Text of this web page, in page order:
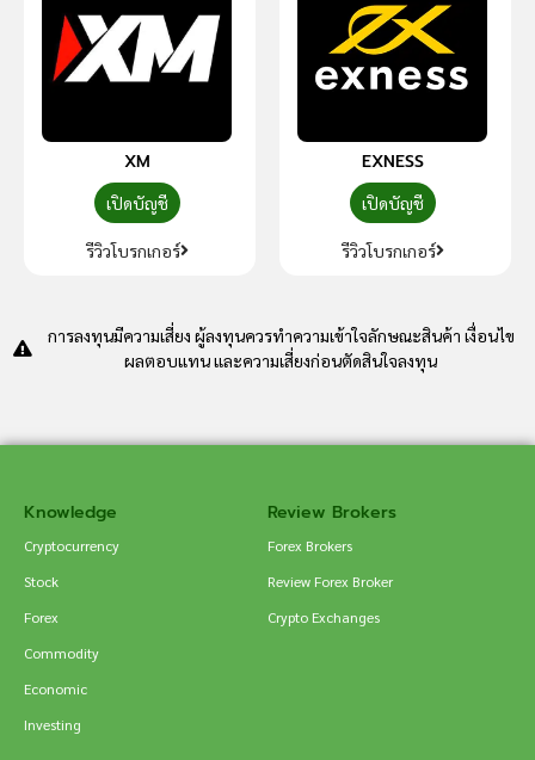
XM
เปิดบัญชี
รีวิวโบรกเกอร์
EXNESS
เปิดบัญชี
รีวิวโบรกเกอร์
การลงทุนมีความเสี่ยง ผู้ลงทุนควรทำความเข้าใจลักษณะสินค้า เงื่อนไข
ผลตอบแทน และความเสี่ยงก่อนตัดสินใจลงทุน
Knowledge
Cryptocurrency
Stock
Forex
Commodity
Economic
Investing
Review Brokers
Forex Brokers
Review Forex Broker
Crypto Exchanges